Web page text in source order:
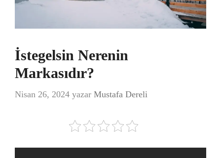
İstegelsin Nerenin
Markasıdır?
Nisan 26, 2024 yazar Mustafa Dereli